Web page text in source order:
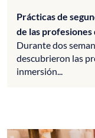
Prácticas de
de las profesiones
Durante dos
descubrieron las
inmersión...